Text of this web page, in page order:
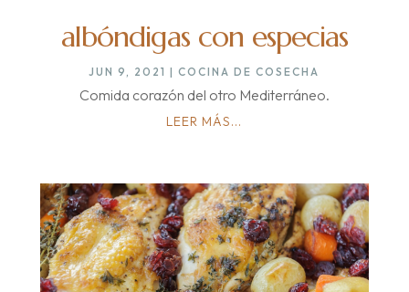
albóndigas con especias
JUN 9, 2021 |COCINA DE COSECHA
Comida corazón del otro Mediterráneo.
LEER MÁS...